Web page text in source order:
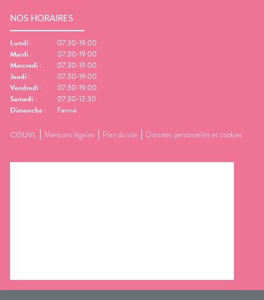
NOS HORAIRES
Lundi :
07:30-19:00
Mardi :
07:30-19:00
Mercredi :
07:30-19:00
Jeudi :
07:30-19:00
Vendredi :
07:30-19:00
Samedi :
07:30-12:30
Dimanche : Fermé
CGUVL Mentions légales Plan du site Données personnelles et cookies